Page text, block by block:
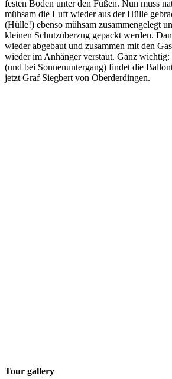
festen Boden unter den Füßen. Nun muss
mühsam die Luft wieder aus der Hülle
(Hülle!) ebenso mühsam zusammengelegt
kleinen Schutzüberzug gepackt werden.
wieder abgebaut und zusammen mit den
wieder im Anhänger verstaut. Ganz
(und bei Sonnenuntergang) findet die
jetzt Graf Siegbert von Oberderdingen.
Tour gallery